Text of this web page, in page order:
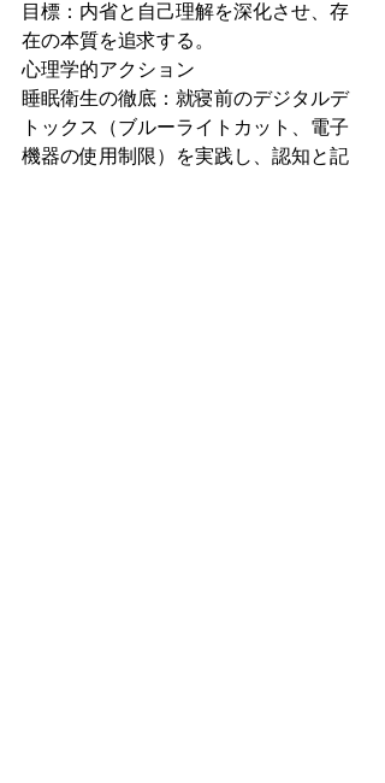
目標：内省と自己理解を深化させ、存
在の本質を追求する。
心理学的アクション
睡眠衛生の徹底：就寝前のデジタルデ
トックス（ブルーライトカット、電子
機器の使用制限）を実践し、認知と記